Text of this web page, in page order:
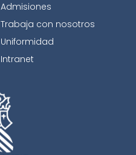
Admisiones
Trabaja con nosotros
Uniformidad
Intranet